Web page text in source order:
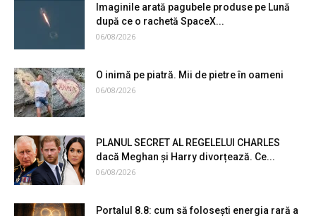
Imaginile arată pagubele produse pe Lună
după ce o rachetă SpaceX...
06/08/2026
O inimă pe piatră. Mii de pietre în oameni
06/08/2026
PLANUL SECRET AL REGELELUI CHARLES
dacă Meghan și Harry divorțează. Ce...
06/08/2026
Portalul 8.8: cum să folosești energia rară a